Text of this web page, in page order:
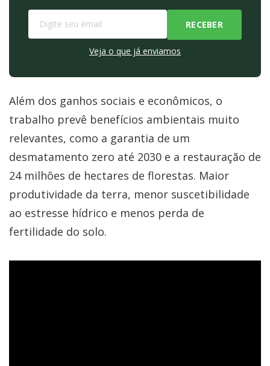
Veja o que já enviamos
Além dos ganhos sociais e econômicos, o
trabalho prevê benefícios ambientais muito
relevantes, como a garantia de um
desmatamento zero até 2030 e a restauração de
24 milhões de hectares de florestas. Maior
produtividade da terra, menor suscetibilidade
ao estresse hídrico e menos perda de
fertilidade do solo.